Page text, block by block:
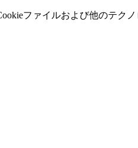
ファイルおよび他のテク